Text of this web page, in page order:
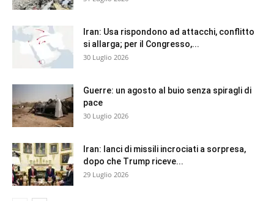
Iran: Usa rispondono ad attacchi, conflitto
si allarga; per il Congresso,...
30 Luglio 2026
Guerre: un agosto al buio senza spiragli di
pace
30 Luglio 2026
Iran: lanci di missili incrociati a sorpresa,
dopo che Trump riceve...
29 Luglio 2026